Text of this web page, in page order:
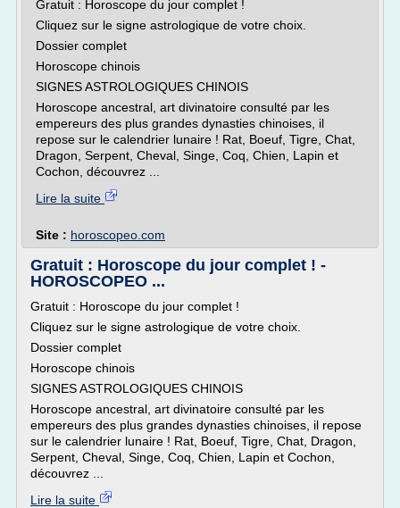
Gratuit : Horoscope du jour complet !
Cliquez sur le signe astrologique de votre choix.
Dossier complet
Horoscope chinois
SIGNES ASTROLOGIQUES CHINOIS
Horoscope ancestral, art divinatoire consulté par les
empereurs des plus grandes dynasties chinoises, il
repose sur le calendrier lunaire ! Rat, Boeuf, Tigre, Chat,
Dragon, Serpent, Cheval, Singe, Coq, Chien, Lapin et
Cochon, découvrez ...
Lire la suite
Site : horoscopeo.com
Gratuit : Horoscope du jour complet ! -
HOROSCOPEO ...
Gratuit : Horoscope du jour complet !
Cliquez sur le signe astrologique de votre choix.
Dossier complet
Horoscope chinois
SIGNES ASTROLOGIQUES CHINOIS
Horoscope ancestral, art divinatoire consulté par les
empereurs des plus grandes dynasties chinoises, il repose
sur le calendrier lunaire ! Rat, Boeuf, Tigre, Chat, Dragon,
Serpent, Cheval, Singe, Coq, Chien, Lapin et Cochon,
découvrez ...
Lire la suite